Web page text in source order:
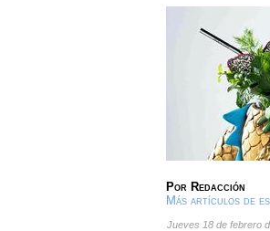
Por Redacción
Más artículos de
jueves 18 de febrero